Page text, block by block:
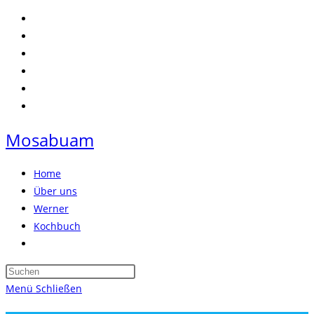
Zum
Inhalt
springen
Mosabuam
Home
Über uns
Werner
Kochbuch
umschalten
Press
Menü Schließen